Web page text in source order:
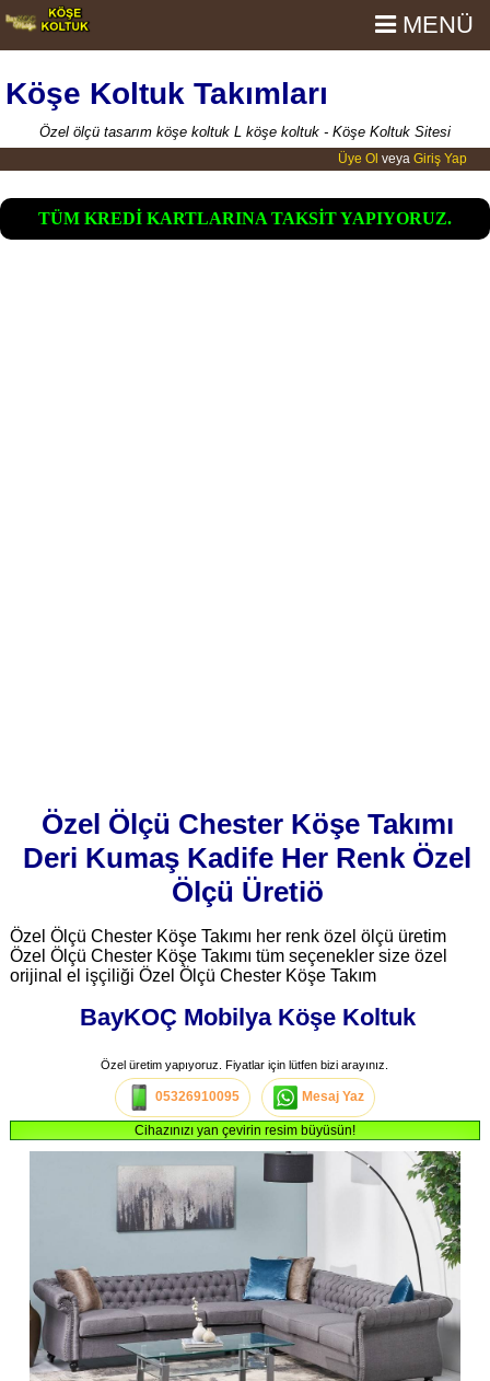
Köşe Koltuk Takımları
MENÜ
Özel ölçü tasarım köşe koltuk L köşe koltuk - Köşe Koltuk Sitesi
Üye Ol veya Giriş Yap
TÜM KREDİ KARTLARINA TAKSİT YAPIYORUZ.
Özel Ölçü Chester Köşe Takımı
Deri Kumaş Kadife Her Renk Özel
Ölçü Üretiö
Özel Ölçü Chester Köşe Takımı her renk özel ölçü üretim
Özel Ölçü Chester Köşe Takımı tüm seçenekler size özel
orijinal el işçiliği Özel Ölçü Chester Köşe Takım
BayKOÇ Mobilya Köşe Koltuk
Özel üretim yapıyoruz. Fiyatlar için lütfen bizi arayınız.
05326910095 Mesaj Yaz
Cihazınızı yan çevirin resim büyüsün!